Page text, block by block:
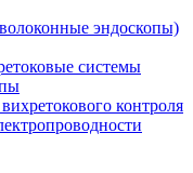
эндоскопы)
системы
контроля